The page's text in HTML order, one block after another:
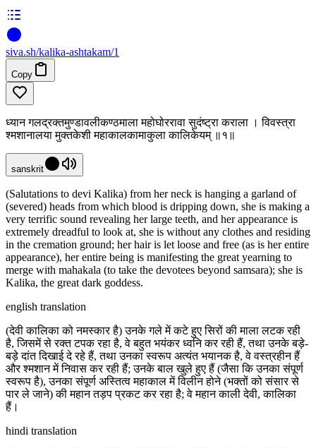
siva.sh/kalika-ashtakam/1
Copy
ध्यान गलद्रक्तमुण्डावलीकण्ठमाला महोघोररावा सुदंष्ट्रा कराला । विवस्त्रा
श्मशानालया मुक्तकेशी महाकालकामाकुला कालिकेयम् ॥१॥
sanskrit
(Salutations to devi Kalika) from her neck is hanging a garland of
(severed) heads from which blood is dripping down, she is making a
very terrific sound revealing her large teeth, and her appearance is
extremely dreadful to look at, she is without any clothes and residing
in the cremation ground; her hair is let loose and free (as is her entire
appearance), her entire being is manifesting the great yearning to
merge with mahakala (to take the devotees beyond samsara); she is
Kalika, the great dark goddess.
english translation
(देवी कालिका को नमस्कार है) उनके गले में कटे हुए सिरों की माला लटक रही
है, जिसमें से रक्त टपक रहा है, वे बहुत भयंकर ध्वनि कर रही हैं, तथा उनके बड़े-
बड़े दांत दिखाई दे रहे हैं, तथा उनका स्वरूप अत्यंत भयानक है, वे वस्त्रहीन हैं
और श्मशान में निवास कर रही हैं; उनके बाल खुले हुए हैं (जैसा कि उनका संपूर्ण
स्वरूप है), उनका संपूर्ण अस्तित्व महाकाल में विलीन होने (भक्तों को संसार से
पार ले जाने) की महान तड़प प्रकट कर रहा है; वे महान काली देवी, कालिका
हैं।
hindi translation